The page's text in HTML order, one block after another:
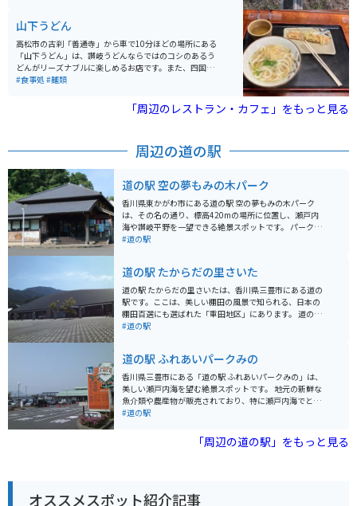
いないお守りがあるので、行った際は是非手に入れてお
くと良いです。
も子供も楽しめます。
山下うどん
高松市の古刹「善通寺」から車で10分ほどの場所にある
「山下うどん」は、讃岐うどんならではのコシのあるう
どんがリーズナブルに楽しめるお店です。また、四国な
らではの黒々としたお出汁に浸ったおでんに酢味噌を付
#食事処 #麺類
「周辺のレストラン・カフェ」をもっと見る
周辺の道の駅
道の駅 空の夢もみの木パーク
香川県東かがわ市にある道の駅 空の夢もみの木パーク
は、その名の通り、標高420mの場所に位置し、瀬戸内
海や讃岐平野を一望できる絶景スポットです。 パーク内
には、レストランや地元の特産品を販売するショップが
家族連れにも最適です。 バイクで訪れる場合、山頂まで
のワインディングロードは、景色も良く、ツーリングに
もおすすめです。駐車場も広く、休憩場所としても最適
です。 周辺には、四国八十八ヶ所霊場の第86番札所であ
る志度寺や、日本三大秘境の一つである祖谷渓など、観
うか。
#道の駅
道の駅 たからだの里さいた
道の駅 たからだの里さいたは、香川県三豊市にある道の
駅です。ここは、美しい棚田の風景で知られる、日本の
棚田百選にも選ばれた「重田地区」にあります。 道の駅
には、地元でとれた新鮮な野菜や果物が販売されている
うどんや猪肉そばは人気メニューです。 また、周辺に
は、棚田を眺めながら散策できる遊歩道や、キャンプ場
などもあり、自然を満喫できます。バイクで訪れる場
合、道の駅から棚田を巡るルートは、景色が良く、ツー
リングにおすすめです。 お土産には、地元産の米や野菜
#道の駅
道の駅 ふれあいパークみの
香川県三豊市にある「道の駅 ふれあいパークみの」は、
美しい瀬戸内海を望む絶景スポットです。 地元の新鮮な
魚介類や農産物が販売されており、特に瀬戸内海でとれ
た新鮮な魚介を使った料理がおすすめです。食堂では、
うどんが楽しめます。 また、お土産コーナーも充実して
おり、香川県の名産品である讃岐うどんや、和三盆のお
ながらツーリングするのもおすすめです。道の駅から
#道の駅
「周辺の道の駅」をもっと見る
オススメスポット紹介記事